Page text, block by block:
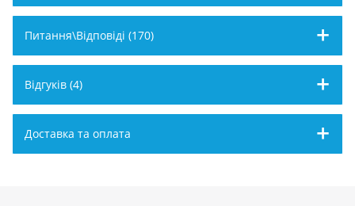
Питання\Відповіді (170)
Відгуків (4)
Доставка та оплата